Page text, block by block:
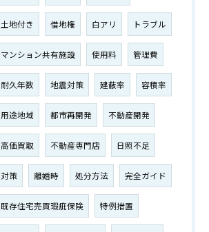
土地付き 借地権 白アリ トラブル
マンション共有施設 使用料 管理費
耐久年数 地震対策 建蔽率 容積率
用途地域 都市再開発 不動産開発
高価買取 不動産専門店 日照不足
対策 離婚時 処分方法 完全ガイド
既存住宅売買瑕疵保険 特例措置